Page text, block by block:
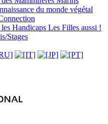
du monde végétal
Handicaps Les Filles aussi !
Stages